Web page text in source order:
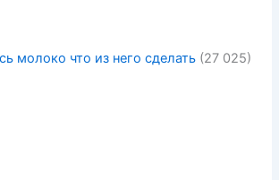
молоко что из него сделать (27 025)